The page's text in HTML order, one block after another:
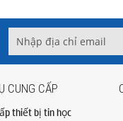
CUNG CẤP
thiết bị tin học